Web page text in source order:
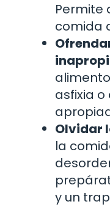
Permite
comida
asfixia o
Olvidar
la
y un